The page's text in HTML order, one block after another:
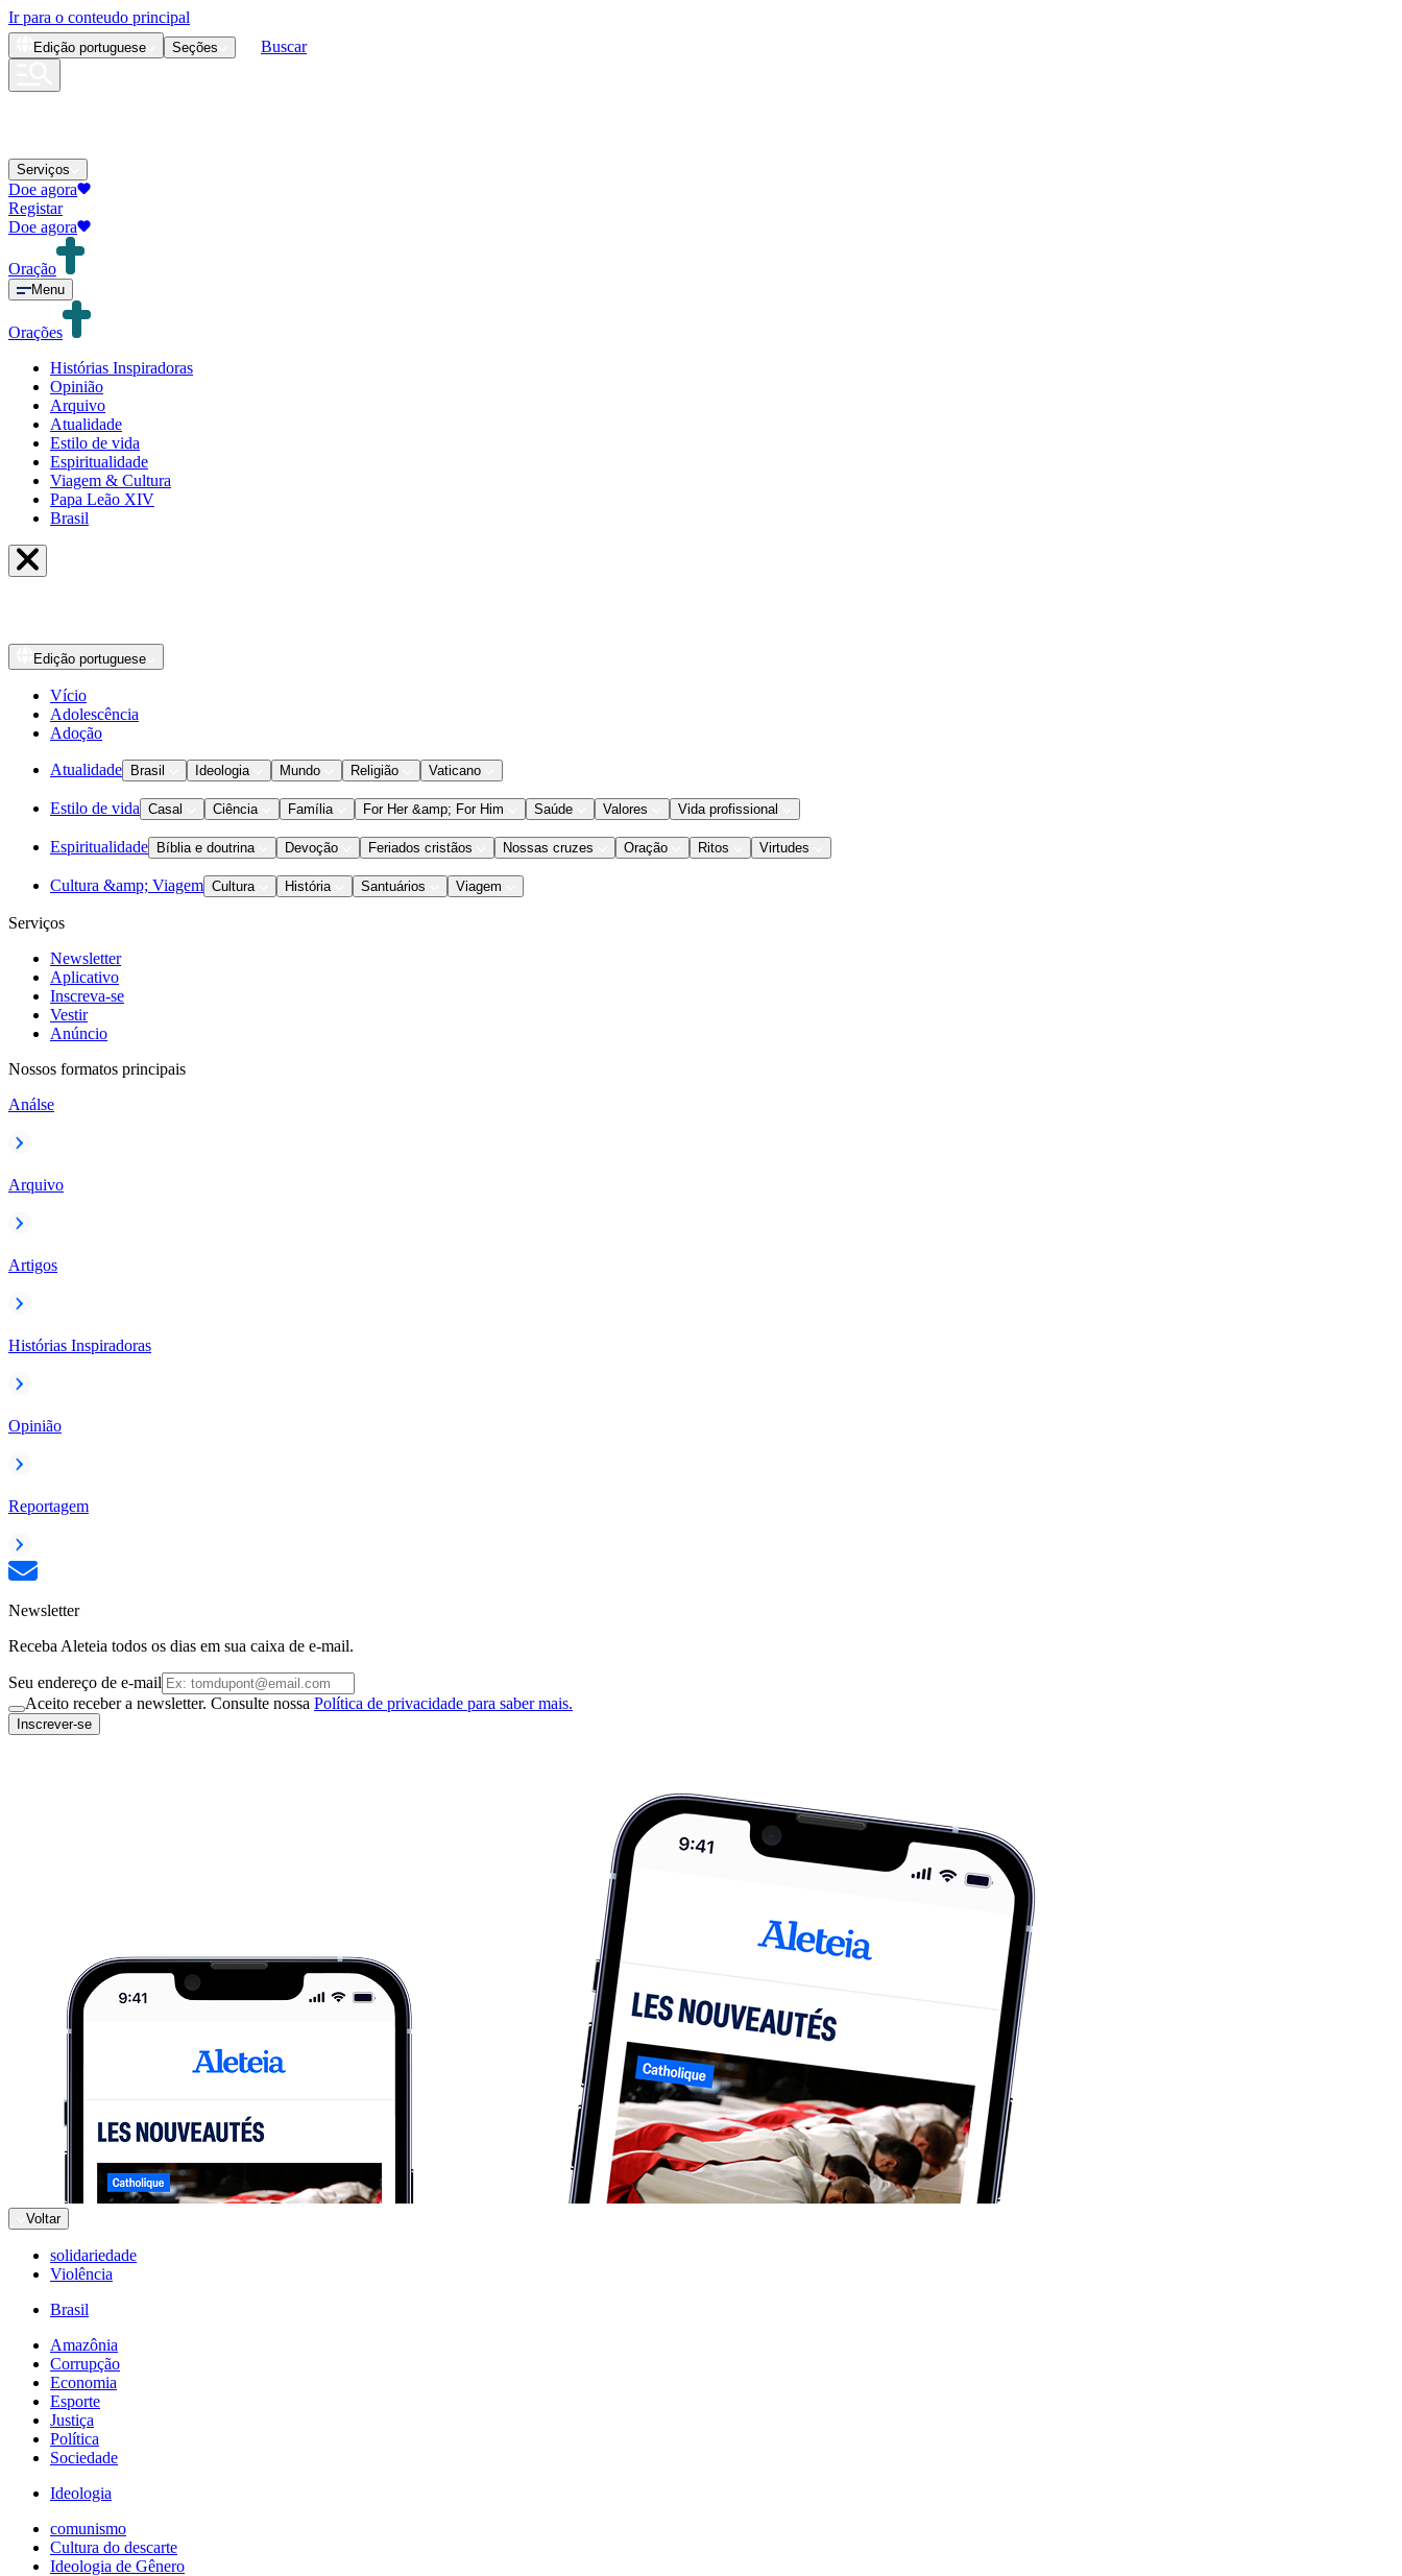
Ir para o conteudo principal
Edição portuguese Seções Buscar
Serviços
Doe agora
Registar
Doe agora
Oração
Menu
Orações
Histórias Inspiradoras
Opinião
Arquivo
Atualidade
Estilo de vida
Espiritualidade
Viagem & Cultura
Papa Leão XIV
Brasil
Edição portuguese
Vício
Adolescência
Adoção
Atualidade Brasil Ideologia Mundo Religião Vaticano
Estilo de vida Casal Ciência Família For Her &amp; For Him Saúde Valores Vida profissional
Espiritualidade Bíblia e doutrina Devoção Feriados cristãos Nossas cruzes Oração Ritos Virtudes
Cultura &amp; Viagem Cultura História Santuários Viagem
Serviços
Newsletter
Aplicativo
Inscreva-se
Vestir
Anúncio
Nossos formatos principais
Análse
Arquivo
Artigos
Histórias Inspiradoras
Opinião
Reportagem
Newsletter
Receba Aleteia todos os dias em sua caixa de e-mail.
Seu endereço de e-mail
Aceito receber a newsletter. Consulte nossa Política de privacidade para saber mais.
Inscrever-se
Voltar
solidariedade
Violência
Brasil
Amazônia
Corrupção
Economia
Esporte
Justiça
Política
Sociedade
Ideologia
comunismo
Cultura do descarte
Ideologia de Gênero